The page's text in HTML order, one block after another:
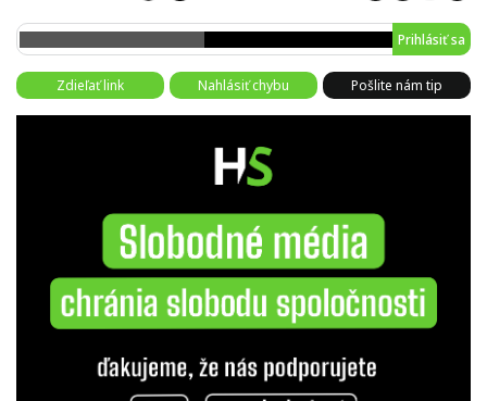
Prihlásiť sa
Zdieľať link Nahlásiť chybu Pošlite nám tip